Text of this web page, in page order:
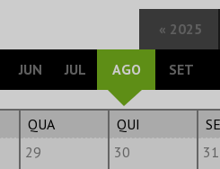
« 2025
JUN JUL AGO SET
QUA QUI
29 30 31